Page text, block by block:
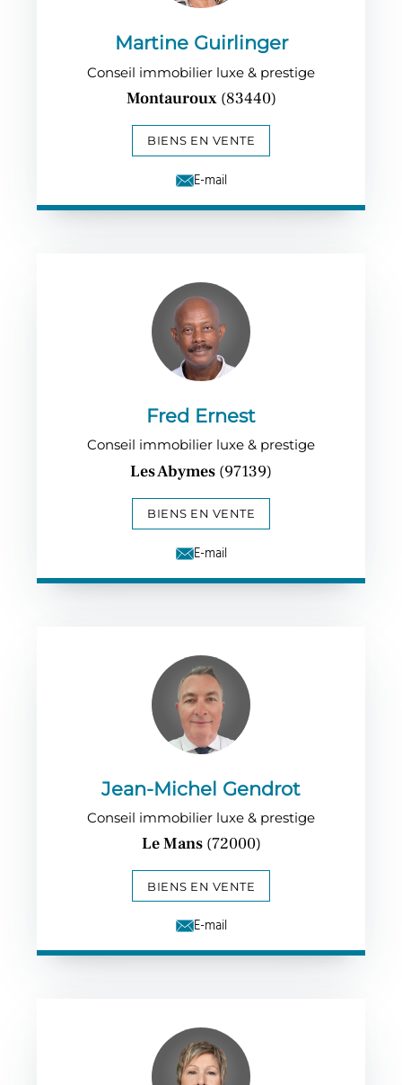
Martine Guirlinger
Conseil immobilier luxe & prestige
Montauroux (83440)
BIENS EN VENTE
E-mail
Fred Ernest
Conseil immobilier luxe & prestige
Les Abymes (97139)
BIENS EN VENTE
E-mail
Jean-Michel Gendrot
Conseil immobilier luxe & prestige
Le Mans (72000)
BIENS EN VENTE
E-mail